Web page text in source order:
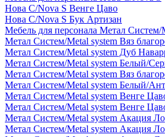
Нова С/Nova S Венге Цаво
Нова С/Nova S Бук Артизан
Мебель для персонала Метал Систем/
Метал Систем/Metal system Вяз
Метал Систем/Metal system Дуб
Метал Систем/Metal system Белый/
Метал Систем/Metal system Вяз
Метал Систем/Metal system Белый/
Метал Систем/Metal system Венге
Метал Систем/Metal system Венге
Метал Систем/Metal system Акация
Метал Систем/Metal system Акация